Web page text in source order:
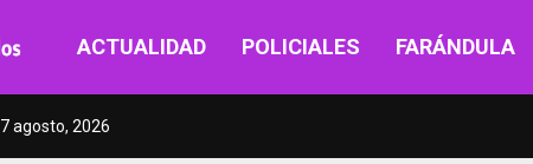
ACTUALIDAD POLICIALES FARÁNDULA
7 agosto, 2026